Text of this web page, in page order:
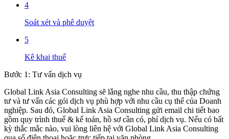
4
Soát xét và phê duyệt
5
Kê khai thuế
Bước 1: Tư vấn dịch vụ
Global Link Asia Consulting sẽ lắng nghe nhu cầu, thu thập chứng
tư và tư vấn các gói dịch vụ phù hợp với nhu cầu cụ thể của Doanh
nghiệp. Sau đó, Global Link Asia Consulting gửi email chi tiết bao
gồm quy trình thuế & kế toán, hồ sơ cần có, phí dịch vụ. Nếu có bất
kỳ thắc mắc nào, vui lòng liên hệ với Global Link Asia Consulting